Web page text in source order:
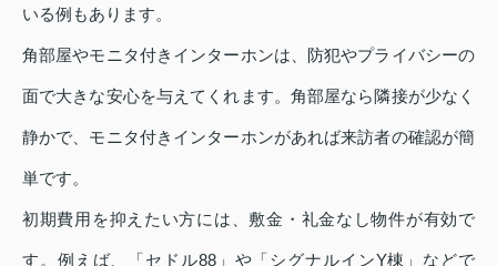
いる例もあります。
角部屋やモニタ付きインターホンは、防犯やプライバシーの
面で大きな安心を与えてくれます。角部屋なら隣接が少なく
静かで、モニタ付きインターホンがあれば来訪者の確認が簡
単です。
初期費用を抑えたい方には、敷金・礼金なし物件が有効で
す。例えば、「セドル88」や「シグナルインY棟」などで